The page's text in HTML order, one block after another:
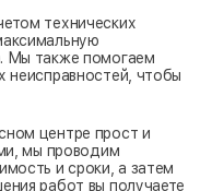
технических
Мы также помогаем
неисправностей, чтобы
центре прост и
мы проводим
и сроки, а затем
работ вы получаете